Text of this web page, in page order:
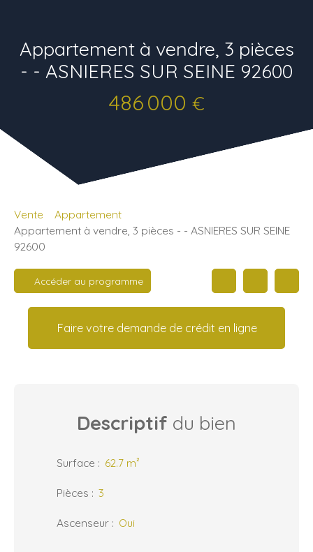
Appartement à vendre, 3 pièces
- - ASNIERES SUR SEINE 92600
486 000 €
Vente
Appartement
Appartement à vendre, 3 pièces - - ASNIERES SUR SEINE
92600
Accéder au programme
Faire votre demande de crédit en ligne
Descriptif du bien
Surface : 62.7 m²
Pièces : 3
Ascenseur : Oui